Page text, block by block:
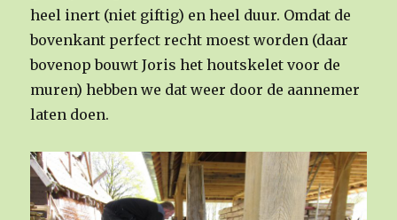
heel inert (niet giftig) en heel duur. Omdat de
bovenkant perfect recht moest worden (daar
bovenop bouwt Joris het houtskelet voor de
muren) hebben we dat weer door de aannemer
laten doen.